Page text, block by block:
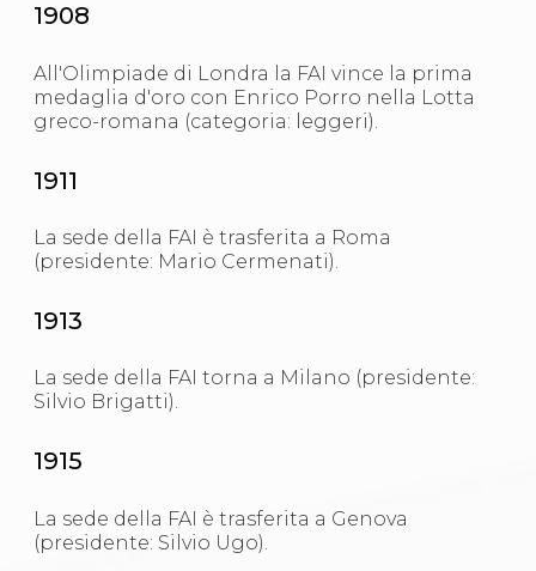
Arti marziali
Aikido
Ju Jitsu
BJJ
Pancrazio/Pankration
S'istrumpa
La disciplina
News
News
Cookies Accept
Newsletter
1908
All'Olimpiade di Londra la FAI vince la prima
medaglia d'oro con Enrico Porro nella Lotta
greco-romana (categoria: leggeri).
1911
La sede della FAI è trasferita a Roma
(presidente: Mario Cermenati).
1913
La sede della FAI torna a Milano (presidente:
Silvio Brigatti).
1915
La sede della FAI è trasferita a Genova
(presidente: Silvio Ugo).